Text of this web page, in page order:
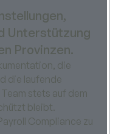
Unterstützung
Provinzen.
die
die laufende
stets auf dem
bleibt.
Compliance zu